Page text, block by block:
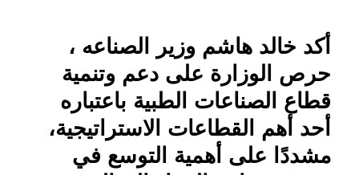
أكد خالد هاشم وزير الصناعه ،
حرص الوزارة على دعم وتنمية
قطاع الصناعات الطبية باعتباره
أحد أهم القطاعات الاستراتيجية،
مشددًا على أهمية التوسع في